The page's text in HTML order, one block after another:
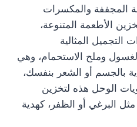
المجففة والمكسرات
الأطعمة المتنوعة،
التجميل المثالية
وملح الاستحمام، وهي
بالجسم أو الشعر بنفسك،
الوحل هذه لتخزين
البرغي أو الظفر، كهدية